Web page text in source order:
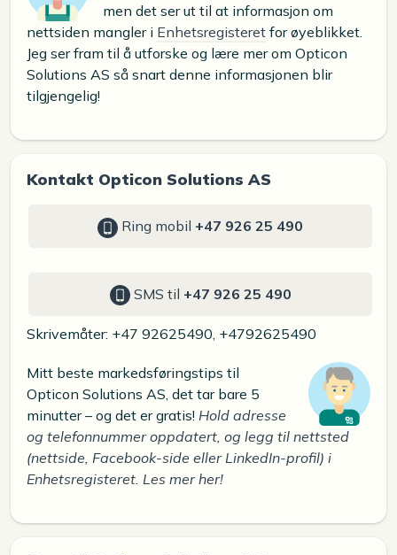
men det ser ut til at informasjon om
nettsiden mangler i Enhetsregisteret for øyeblikket.
Jeg ser fram til å utforske og lære mer om Opticon
Solutions AS så snart denne informasjonen blir
tilgjengelig!
Kontakt Opticon Solutions AS
Ring mobil +47 926 25 490
SMS til +47 926 25 490
Skrivemåter: +47 92625490, +4792625490
Mitt beste markedsføringstips til
Opticon Solutions AS, det tar bare 5
minutter – og det er gratis! Hold adresse
og telefonnummer oppdatert, og legg til nettsted
(nettside, Facebook-side eller LinkedIn-profil) i
Enhetsregisteret. Les mer her!